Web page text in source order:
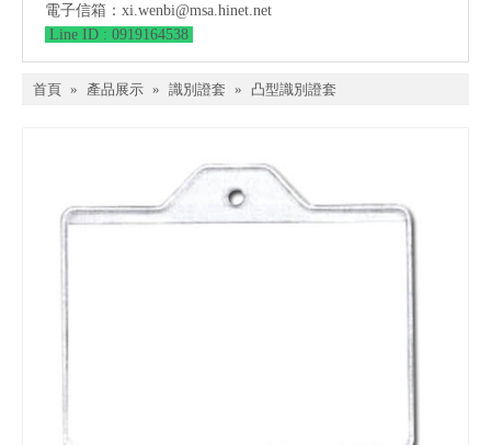
電子信箱： xi.wenbi@msa.hinet.net
Line ID : 0919164538
首頁 » 產品展示 » 識別證套 » 凸型識別證套